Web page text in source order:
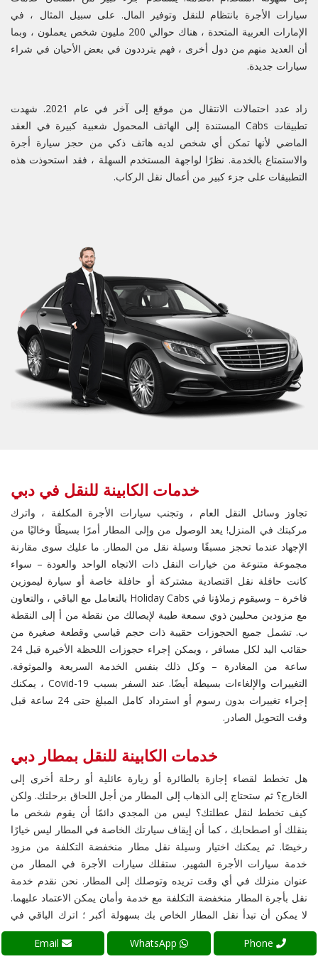
Phone
Email
سيارات الأجرة بانتظام للنقل وتوفير المال. على سبيل المثال ، في
الإمارات العربية المتحدة ، هناك حوالي 200 مليون شخص يعملون ، وبما
أن العديد منهم من دول أخرى ، فهم يترددون في بعض الأحيان في شراء
سيارات جديدة.
زاد عدد احتمالات الانتقال من موقع إلى آخر في عام 2021. شهدت
تطبيقات Cabs المستندة إلى الهاتف المحمول شعبية كبيرة في العقد
الماضي لأنها تمكن أي شخص لديه هاتف ذكي من حجز سيارة أجرة
والاستمتاع بالخدمة. نظرًا لواجهة المستخدم السهلة ، فقد استحوذت هذه
التطبيقات على جزء كبير من أعمال نقل الركاب.
خدمات الكابينة للنقل في دبي
تجاوز وسائل النقل العام ، وتجنب سيارات الأجرة المكلفة ، واترك
مركبتك في المنزل! يعد الوصول من وإلى المطار أمرًا بسيطًا وخاليًا من
الإجهاد عندما تحجز مسبقًا وسيلة نقل من المطار. ما عليك سوى مقارنة
مجموعة متنوعة من خيارات النقل ذات الاتجاه الواحد والعودة – سواء
كانت حافلة نقل اقتصادية مشتركة أو حافلة خاصة أو سيارة ليموزين
فاخرة – وسيقوم زملاؤنا في Holiday Cabs بالتعامل مع الباقي ، والتعاون
مع مزودين محليين ذوي سمعة طيبة لإيصالك من نقطة من أ إلى النقطة
ب. تشمل جميع الحجوزات حقيبة ذات حجم قياسي وقطعة صغيرة من
حقائب اليد لكل مسافر ، ويمكن إجراء حجوزات اللحظة الأخيرة قبل 24
ساعة من المغادرة – وكل ذلك بنفس الخدمة السريعة والموثوقة.
التغييرات والإلغاءات بسيطة أيضًا. عند السفر بسبب Covid-19 ، يمكنك
إجراء تغييرات بدون رسوم أو استرداد كامل المبلغ حتى 24 ساعة قبل
وقت التحويل الصادر.
خدمات الكابينة للنقل بمطار دبي
هل تخطط لقضاء إجازة بالطائرة أو زيارة عائلية أو رحلة أخرى إلى
الخارج؟ ثم ستحتاج إلى الذهاب إلى المطار من أجل اللحاق برحلتك. ولكن
كيف تخطط لنقل عطلتك؟ ليس من المجدي دائمًا أن يقوم شخص ما
بنقلك أو اصطحابك ، كما أن إيقاف سيارتك الخاصة في المطار ليس خيارًا
رخيصًا. ثم يمكنك اختيار وسيلة نقل مطار منخفضة التكلفة من مزود
خدمة سيارات الأجرة الشهير. ستقلك سيارات الأجرة في المطار من
عنوان منزلك في أي وقت تريده وتوصلك إلى المطار. نحن نقدم خدمة
نقل بأجرة المطار منخفضة التكلفة مع خدمة وأمان يمكن الاعتماد عليهما.
لا يمكن أن تبدأ نقل المطار الخاص بك بسهولة أكبر ؛ اترك الباقي في
خدمة نقل المطار.